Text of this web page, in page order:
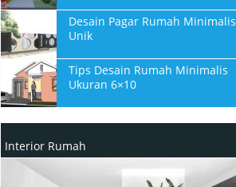
Desain Pagar Rumah Minimalis
Unik
Tips Desain Rumah Minimalis
Ukuran 6×10
Interior Rumah